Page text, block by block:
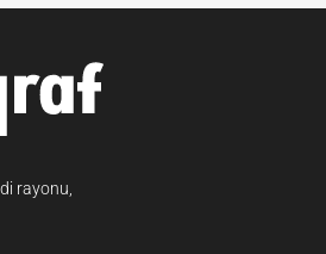
rayonu,